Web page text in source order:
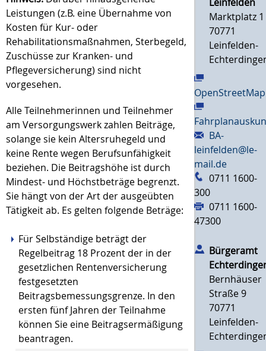
Leistungen (z.B. eine Übernahme von
Kosten für Kur- oder
Rehabilitationsmaßnahmen, Sterbegeld,
Zuschüsse zur Kranken- und
Pflegeversicherung) sind nicht
vorgesehen.
Alle Teilnehmerinnen und Teilnehmer
am Versorgungswerk zahlen Beiträge,
solange sie kein Altersruhegeld und
keine Rente wegen Berufsunfähigkeit
beziehen. Die Beitragshöhe ist durch
Mindest- und Höchstbeträge begrenzt.
Sie hängt von der Art der ausgeübten
Tätigkeit ab. Es gelten folgende Beträge:
Für Selbständige beträgt der
Regelbeitrag 18 Prozent der in der
gesetzlichen Rentenversicherung
festgesetzten
Beitragsbemessungsgrenze. In den
ersten fünf Jahren der Teilnahme
können Sie eine Beitragsermäßigung
beantragen.
Marktplatz 1
70771
Leinfelden-
OpenStreetMap
BA-
leinfelden@le-
mail.de
0711 1600-
300
0711 1600-
47300
Bürgeramt
Bernhäuser
Straße 9
70771
Leinfelden-